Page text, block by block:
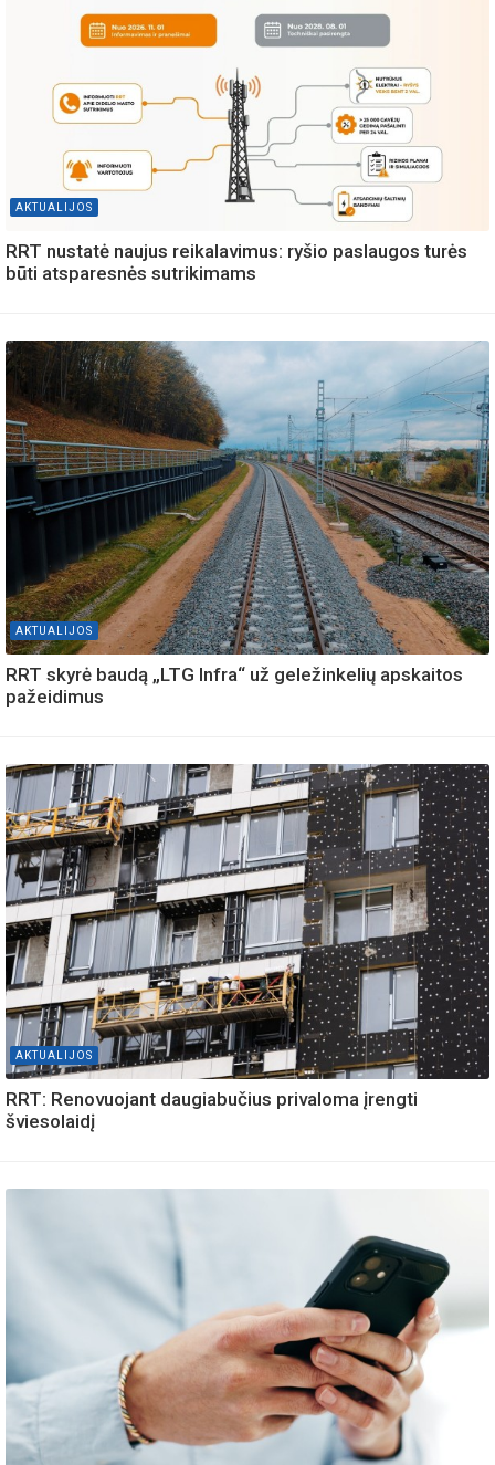
AKTUALIJOS
RRT nustatė naujus reikalavimus: ryšio paslaugos turės
būti atsparesnės sutrikimams
AKTUALIJOS
RRT skyrė baudą „LTG Infra“ už geležinkelių apskaitos
pažeidimus
AKTUALIJOS
RRT: Renovuojant daugiabučius privaloma įrengti
šviesolaidį